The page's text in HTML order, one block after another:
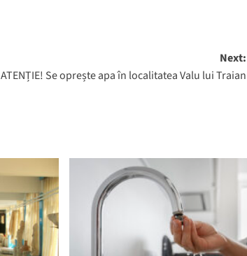
Next:
ATENȚIE! Se oprește apa în localitatea Valu lui Traian